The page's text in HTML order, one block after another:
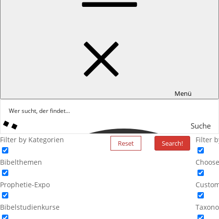
Menü
Suche
Filter by Kategorien
Bibelthemen
Prophetie-Expo
Bibelstudienkurse
Reset Search! Filter